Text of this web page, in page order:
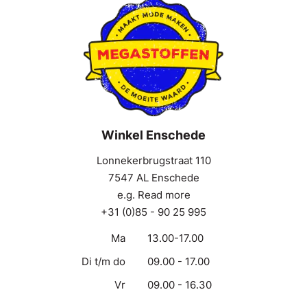
Winkel Enschede
Lonnekerbrugstraat 110
7547 AL Enschede
e.g. Read more
+31 (0)85 - 90 25 995
Ma
13.00-17.00
Di t/m do
09.00 - 17.00
Vr
09.00 - 16.30